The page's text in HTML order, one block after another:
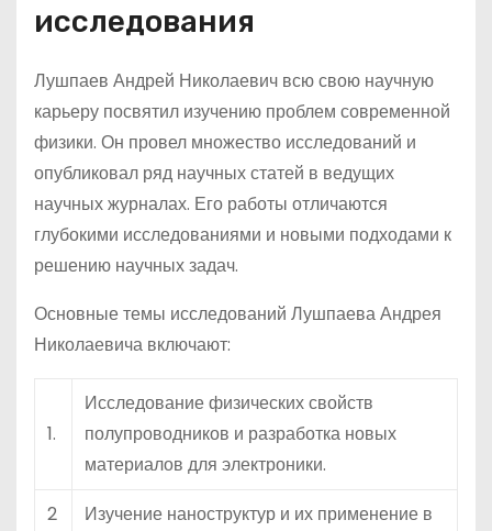
исследования
Лушпаев Андрей Николаевич всю свою научную
карьеру посвятил изучению проблем современной
физики. Он провел множество исследований и
опубликовал ряд научных статей в ведущих
научных журналах. Его работы отличаются
глубокими исследованиями и новыми подходами к
решению научных задач.
Основные темы исследований Лушпаева Андрея
Николаевича включают:
1.
Исследование физических свойств
полупроводников и разработка новых
материалов для электроники.
2
Изучение наноструктур и их применение в